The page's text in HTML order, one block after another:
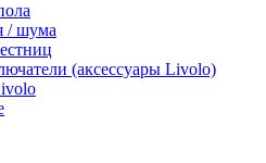
/ шума
(аксессуары Livolo)